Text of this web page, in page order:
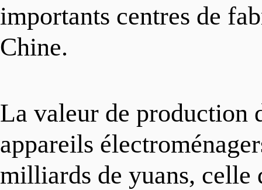
importants centres de
Chine.
La valeur de production
appareils
milliards de yuans,